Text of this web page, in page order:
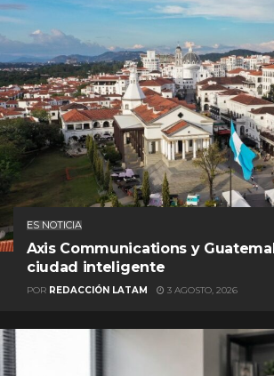
ES NOTICIA
Axis Communications y
ciudad inteligente
POR REDACCIÓN LATAM 3 AGOSTO, 2026